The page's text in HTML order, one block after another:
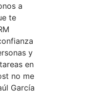
a
te
y
en
no me
García